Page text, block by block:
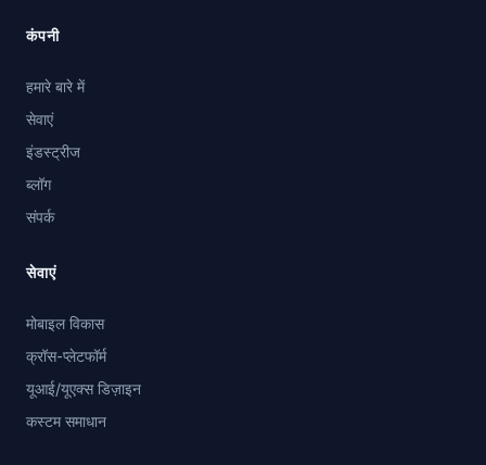
कंपनी
हमारे बारे में
सेवाएं
इंडस्ट्रीज
ब्लॉग
संपर्क
सेवाएं
मोबाइल विकास
क्रॉस-प्लेटफॉर्म
यूआई/यूएक्स डिज़ाइन
कस्टम समाधान